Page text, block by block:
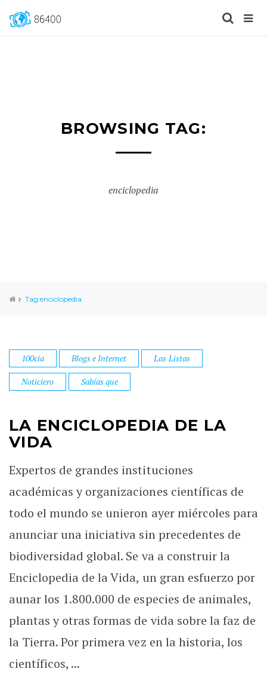
BROWSING TAG:
enciclopedia
Tag:enciclopedia
100cia Blogs e Internet Las Listas
Noticiero Sabías que
LA ENCICLOPEDIA DE LA
VIDA
Expertos de grandes instituciones
académicas y organizaciones científicas de
todo el mundo se unieron ayer miércoles para
anunciar una iniciativa sin precedentes de
biodiversidad global. Se va a construir la
Enciclopedia de la Vida, un gran esfuerzo por
aunar los 1.800.000 de especies de animales,
plantas y otras formas de vida sobre la faz de
la Tierra. Por primera vez en la historia, los
científicos, ...